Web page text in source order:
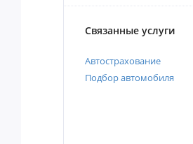
Связанные услуги
Автострахование
Подбор автомобиля